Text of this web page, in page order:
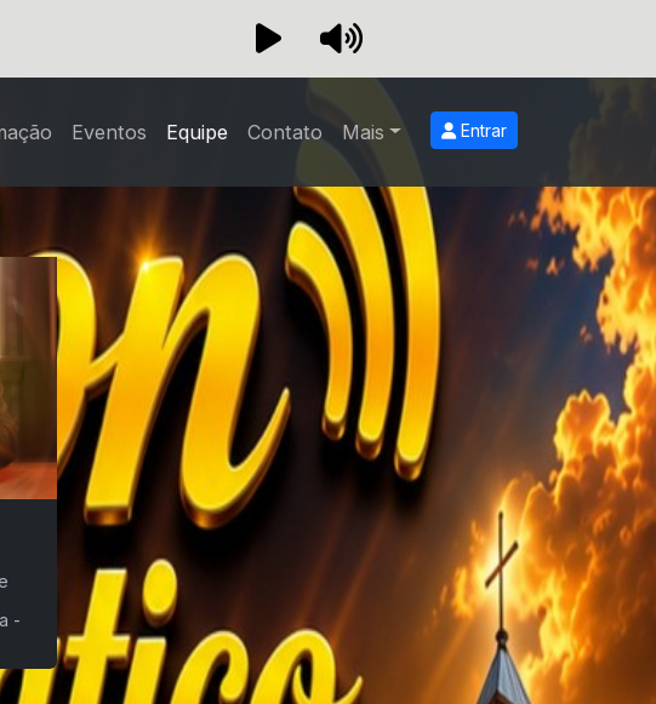
Eventos Equipe Contato Mais Entrar
-